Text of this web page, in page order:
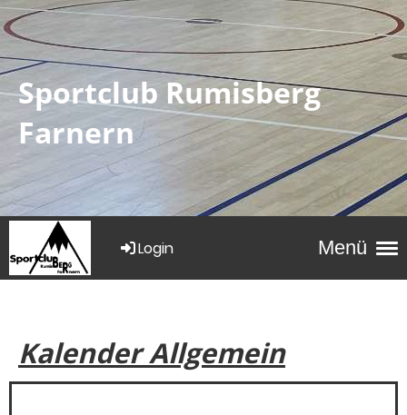
Sportclub Rumisberg
Farnern
Menü
Login
Kalender Allgemein